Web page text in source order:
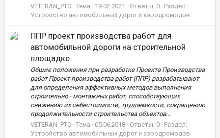
VETERAN_PTO
Тема 19.02.2021 Ответы: 0
Раздел:
Устройство автомобильных дорог и аэродромодов
ППР проект производства работ для
автомобильной дороги на строительной
площадке
Общие положения при разработке Проекта Производства
работ Проект производства работ (ППР) разрабатывают
для определения эффективных методов выполнения
строительно - монтажных работ, способствующих
снижению их себестоимости, трудоемкости, сокращению
продолжительности строительства объектов...
VETERAN_PTO
Тема 05.06.2018 Ответы: 0
Раздел:
Устройство автомобильных дорог и аэродромодов